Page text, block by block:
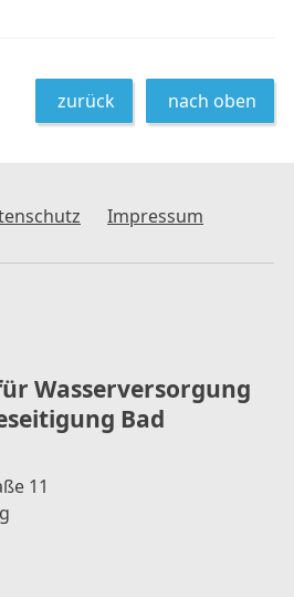
zurück nach oben
Impressum
Wasserversorgung
Bad
11